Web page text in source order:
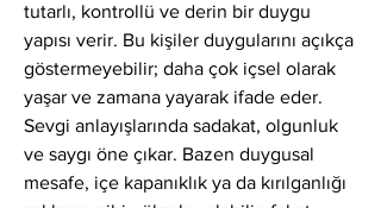
tutarlı, kontrollü ve derin bir duygu
yapısı verir. Bu kişiler duygularını açıkça
göstermeyebilir; daha çok içsel olarak
yaşar ve zamana yayarak ifade eder.
Sevgi anlayışlarında sadakat, olgunluk
ve saygı öne çıkar. Bazen duygusal
mesafe, içe kapanıklık ya da kırılganlığı